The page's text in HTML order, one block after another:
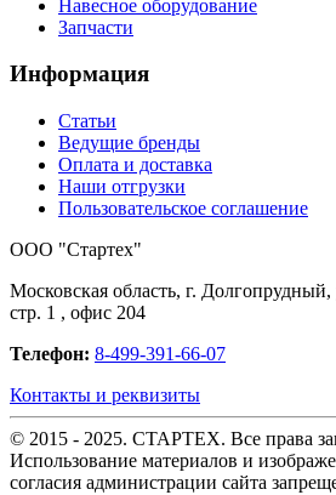
Навесное оборудование
Запчасти
Информация
Статьи
Ведущие бренды
Оплата и доставка
Наши отгрузки
Пользовательское соглашение
OOO "Стартех"
Московская область, г.
стр. 1 , офис 204
Телефон: 8-499-391-66-07
Контакты и реквизиты
© 2015 - 2025. СТАРТЕХ. Все права
Использование материалов и
согласия администрации сайта